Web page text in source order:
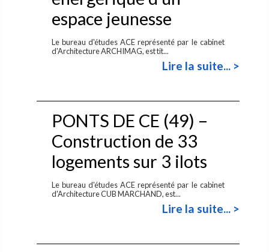
espace jeunesse
Le bureau d'études ACE représenté par le cabinet
d'Architecture ARCHIMAG, est tit...
Lire la suite... >
PONTS DE CE (49) –
Construction de 33
logements sur 3 ilots
Le bureau d'études ACE représenté par le cabinet
d'Architecture CUB MARCHAND, est...
Lire la suite... >